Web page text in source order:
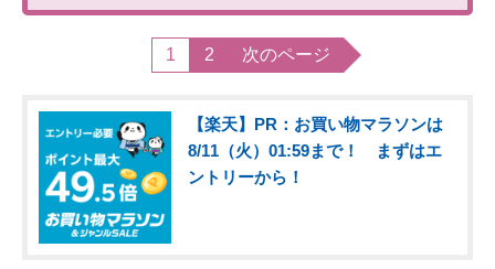
1 2 次のページ
【楽天】PR：お買い物マラソンは
8/11（火）01:59まで！ まずはエ
ントリーから！